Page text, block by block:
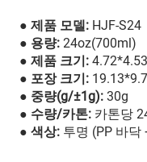
● 제품 모델: HJF-S24
● 용량: 24oz(700ml)
● 제품 크기:
● 포장 크기:
● 중량(g/±1g): 30g
● 수량/카톤: 카톤당
● 색상: 투명 (PP 바닥